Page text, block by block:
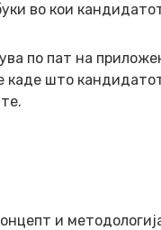
во кои
по пат на
каде што
и